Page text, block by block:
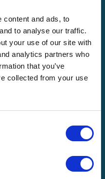
content and ads, to
to analyse our traffic.
your use of our site with
analytics partners who
that you’ve
collected from your use
informations pour
uneexpérience
employés va de